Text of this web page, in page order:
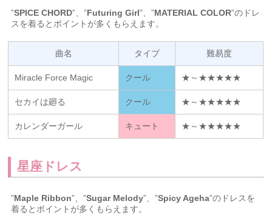
”SPICE CHORD”、”Futuring Girl”、”MATERIAL COLOR”のドレ
スを着るとポイントが多くもらえます。
曲名 タイプ 難易度
Miracle Force Magic クール ★～★★★★★
セカイは廻る クール ★～★★★★★
カレンダーガール キュート ★～★★★★★
星座ドレス
”Maple Ribbon”、”Sugar Melody”、”Spicy Ageha”のドレスを
着るとポイントが多くもらえます。